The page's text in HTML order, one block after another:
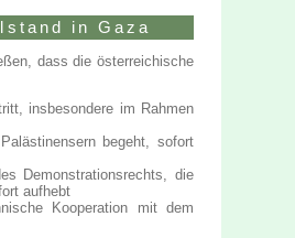
in Gaza
dass die österreichische
insbesondere im Rahmen
begeht, sofort
Demonstrationsrechts, die
aufhebt
Kooperation mit dem